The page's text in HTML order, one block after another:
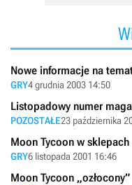
Nowe informacje na
GRY4 grudnia 2003 14:50
Listopadowy numer
POZOSTAŁE23 października
Moon Tycoon w sklepach
GRY6 listopada 2001 16:46
Moon Tycoon „ozłocony”